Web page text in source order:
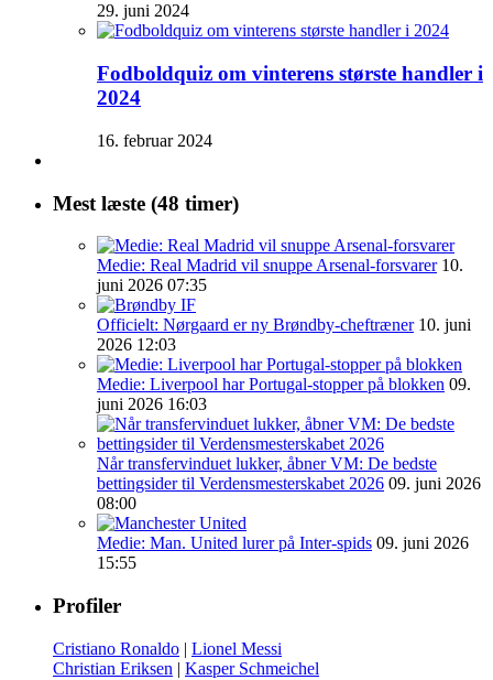
29. juni 2024
Fodboldquiz om vinterens største handler i
2024
16. februar 2024
Mest læste (48 timer)
Medie: Real Madrid vil snuppe Arsenal-forsvarer 10.
juni 2026 07:35
Officielt: Nørgaard er ny Brøndby-cheftræner 10. juni
2026 12:03
Medie: Liverpool har Portugal-stopper på blokken 09.
juni 2026 16:03
Når transfervinduet lukker, åbner VM: De bedste
bettingsider til Verdensmesterskabet 2026 09. juni 2026
08:00
Medie: Man. United lurer på Inter-spids 09. juni 2026
15:55
Profiler
Cristiano Ronaldo | Lionel Messi
Christian Eriksen | Kasper Schmeichel